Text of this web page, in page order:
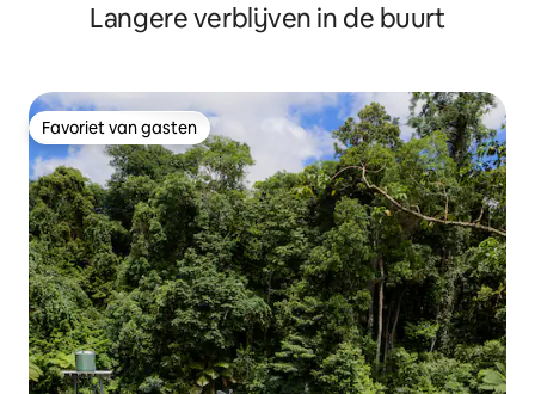
Langere verblijven in de buurt
Favoriet van gasten
Favoriet van gasten